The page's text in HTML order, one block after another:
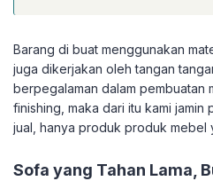
Barang di buat menggunakan
juga dikerjakan oleh tangan
berpegalaman dalam pembuatan
finishing, maka dari itu kami
jual, hanya produk produk mebel
Sofa yang Tahan Lama,